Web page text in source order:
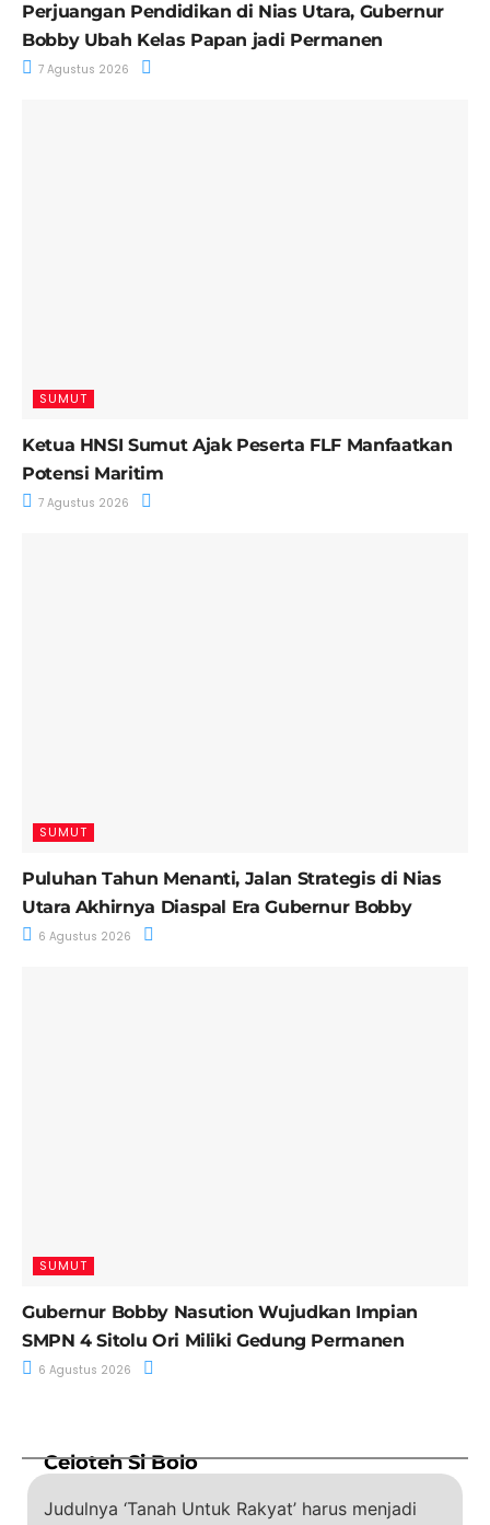
Perjuangan Pendidikan di Nias Utara, Gubernur
Bobby Ubah Kelas Papan jadi Permanen
7 Agustus 2026
SUMUT
Ketua HNSI Sumut Ajak Peserta FLF Manfaatkan
Potensi Maritim
7 Agustus 2026
SUMUT
Puluhan Tahun Menanti, Jalan Strategis di Nias
Utara Akhirnya Diaspal Era Gubernur Bobby
6 Agustus 2026
SUMUT
Gubernur Bobby Nasution Wujudkan Impian
SMPN 4 Sitolu Ori Miliki Gedung Permanen
6 Agustus 2026
Celoteh Si Bolo
Judulnya ‘Tanah Untuk Rakyat’ harus menjadi